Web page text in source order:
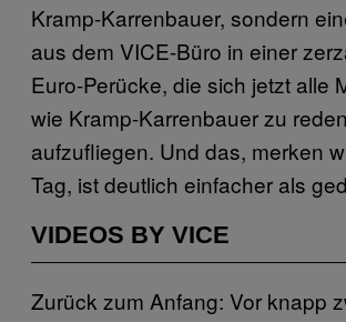
Kramp-Karrenbauer, sondern
aus dem VICE-Büro in einer
Euro-Perücke, die sich jetzt alle
wie Kramp-Karrenbauer zu
aufzufliegen. Und das, merken
Tag, ist deutlich einfacher als
VIDEOS BY VICE
Zurück zum Anfang: Vor knapp